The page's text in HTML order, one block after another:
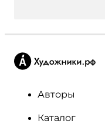
Авторы
Каталог